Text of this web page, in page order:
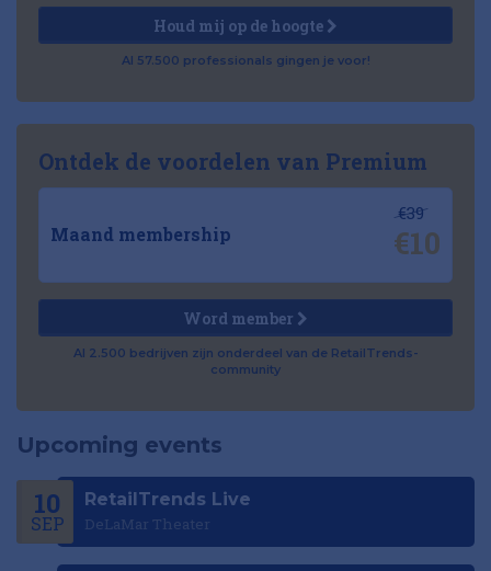
Houd mij op de hoogte
Al 57.500 professionals gingen je voor!
Ontdek de voordelen van Premium
Maand membership
€39
€10
Word member
Al 2.500 bedrijven zijn onderdeel van de RetailTrends-
community
Upcoming events
10
SEP
RetailTrends Live
DeLaMar Theater